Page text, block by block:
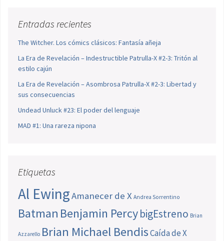
Entradas recientes
The Witcher. Los cómics clásicos: Fantasía añeja
La Era de Revelación – Indestructible Patrulla-X #2-3: Tritón al
estilo cajún
La Era de Revelación – Asombrosa Patrulla-X #2-3: Libertad y
sus consecuencias
Undead Unluck #23: El poder del lenguaje
MAD #1: Una rareza nipona
Etiquetas
Al EwingAmanecer de X Andrea Sorrentino
Batman Benjamin PercybigEstreno Brian
Azzarello Brian Michael BendisCaída de X